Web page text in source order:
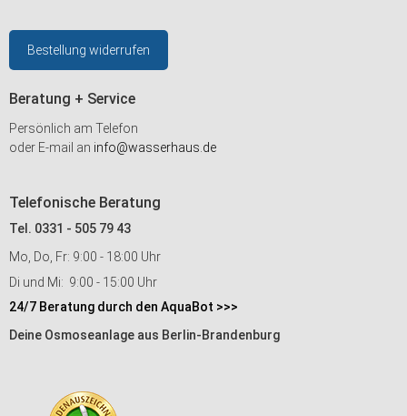
Bestellung widerrufen
Beratung + Service
Persönlich am Telefon
oder E-mail an info@wasserhaus.de
Telefonische Beratung
Tel. 0331 - 505 79 43
Mo, Do, Fr: 9:00 - 18:00 Uhr
Di und Mi: 9:00 - 15:00 Uhr
24/7 Beratung durch den AquaBot >>>
Deine Osmoseanlage aus Berlin-Brandenburg